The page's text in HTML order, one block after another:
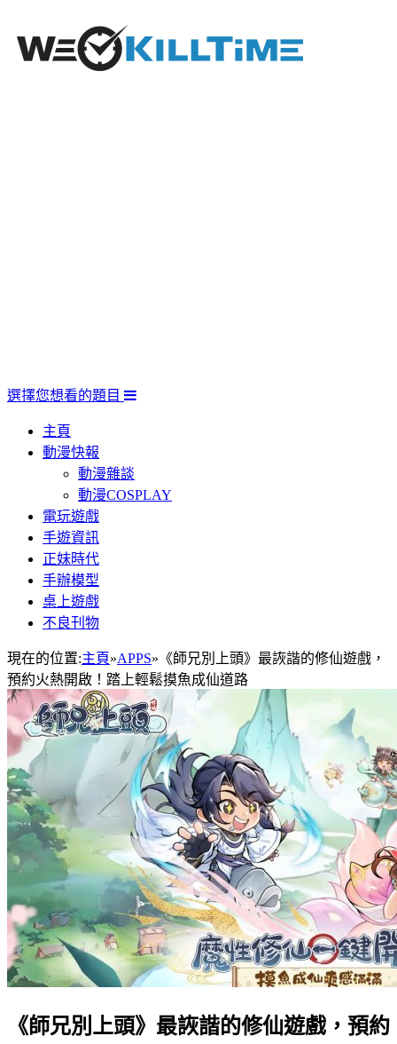
選擇您想看的題目
主頁
動漫快報
動漫雜談
動漫COSPLAY
電玩遊戲
手遊資訊
正妹時代
手辦模型
桌上遊戲
不良刊物
現在的位置:主頁»APPS» 《師兄別上頭》最詼諧的修仙遊戲，
預約火熱開啟！踏上輕鬆摸魚成仙道路
《師兄別上頭》最詼諧的修仙遊戲，預約